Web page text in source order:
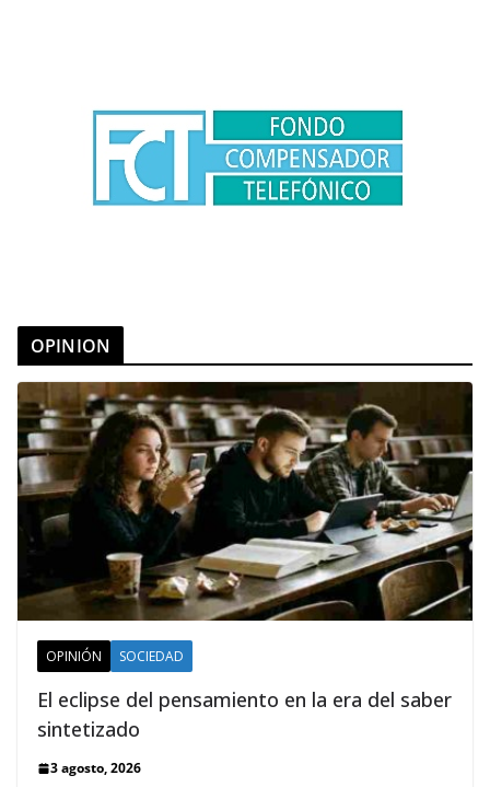
OPINION
OPINIÓN SOCIEDAD
El eclipse del pensamiento en la era del saber
sintetizado
3 agosto, 2026